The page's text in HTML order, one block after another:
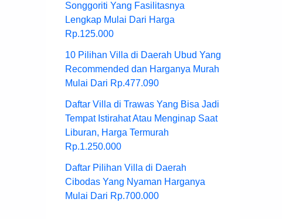
Songgoriti Yang Fasilitasnya
Lengkap Mulai Dari Harga
Rp.125.000
10 Pilihan Villa di Daerah Ubud Yang
Recommended dan Harganya Murah
Mulai Dari Rp.477.090
Daftar Villa di Trawas Yang Bisa Jadi
Tempat Istirahat Atau Menginap Saat
Liburan, Harga Termurah
Rp.1.250.000
Daftar Pilihan Villa di Daerah
Cibodas Yang Nyaman Harganya
Mulai Dari Rp.700.000